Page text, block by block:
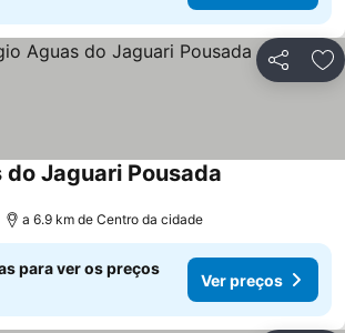
Partilhar
Jaguari Pousada
a 6.9 km de Centro da cidade
para ver os preços
Ver preços